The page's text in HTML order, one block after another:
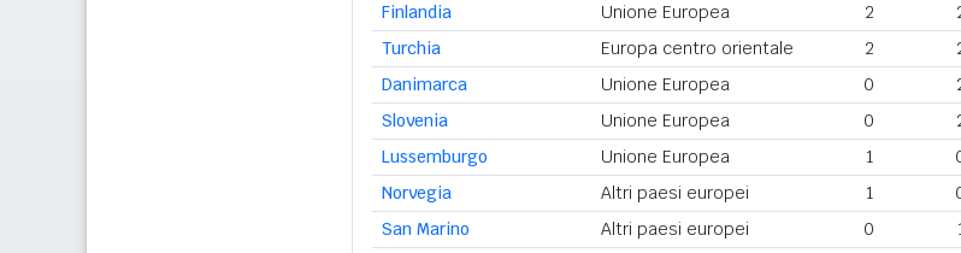
Finlandia
Unione Europea 2
Turchia
Europa centro orientale 2
Danimarca
Unione Europea 0
Slovenia
Unione Europea 0
Lussemburgo
Unione Europea 1
Norvegia
Altri paesi europei 1
San Marino
Altri paesi europei 0